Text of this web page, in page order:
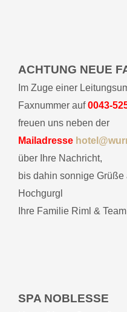
ACHTUNG NEUE
Im Zuge einer
Faxnummer auf0043-
freuen uns neben der
Mailadresse
über Ihre Nachricht,
bis dahin sonnige
Hochgurgl
Ihre Familie Riml & Team
SPA NOBLESSE